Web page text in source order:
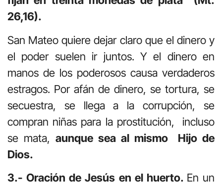
26,16).
San Mateo quiere dejar claro que el dinero y
el poder suelen ir juntos. Y el dinero en
manos de los poderosos causa verdaderos
estragos. Por afán de dinero, se tortura, se
secuestra, se llega a la corrupción, se
compran niñas para la prostitución, incluso
se mata, aunque sea al mismo Hijo de
Dios.
3.- Oración de Jesús en el huerto. En un